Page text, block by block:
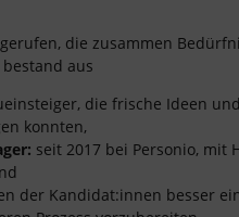
die zusammen
aus
die frische Ideen
konnten,
seit 2017 bei Personio, mit
der Kandidat:innen besser